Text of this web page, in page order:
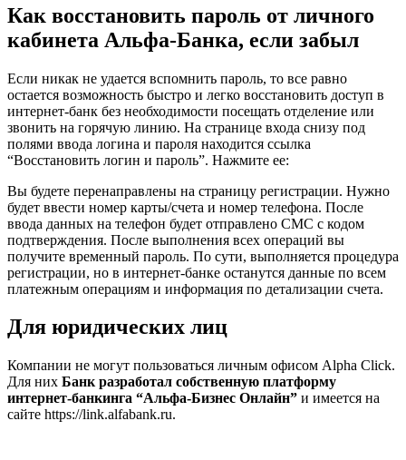
Как восстановить пароль от личного
кабинета Альфа-Банка, если забыл
Если никак не удается вспомнить пароль, то все равно
остается возможность быстро и легко восстановить доступ в
интернет-банк без необходимости посещать отделение или
звонить на горячую линию. На странице входа снизу под
полями ввода логина и пароля находится ссылка
“Восстановить логин и пароль”. Нажмите ее:
Вы будете перенаправлены на страницу регистрации. Нужно
будет ввести номер карты/счета и номер телефона. После
ввода данных на телефон будет отправлено СМС с кодом
подтверждения. После выполнения всех операций вы
получите временный пароль. По сути, выполняется процедура
регистрации, но в интернет-банке останутся данные по всем
платежным операциям и информация по детализации счета.
Для юридических лиц
Компании не могут пользоваться личным офисом Alpha Click.
Для них Банк разработал собственную платформу
интернет-банкинга “Альфа-Бизнес Онлайн” и имеется на
сайте https://link.alfabank.ru.